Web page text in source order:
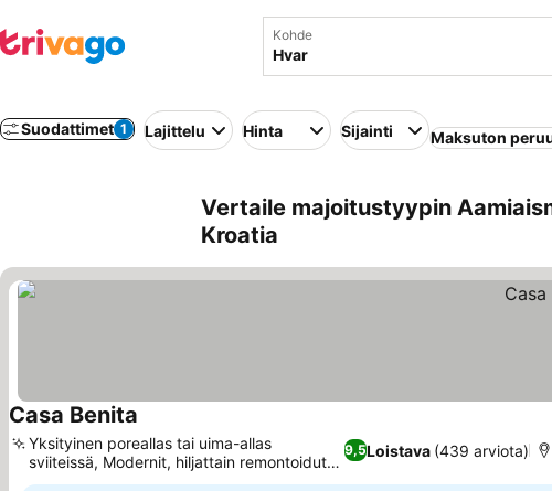
Kohde
Suodattimet 1 Lajittelu Hinta Sijainti Maksuton
Vertaile majoitustyypin
Kroatia
Casa Benita
9,5Loistava (439 arviota)
Yksityinen poreallas tai uima-allas
sviiteissä, Modernit, hiljattain remontoidut
majoitustilat